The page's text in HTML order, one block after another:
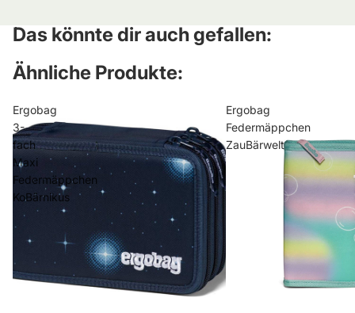
Das könnte dir auch gefallen:
Ähnliche Produkte:
Ergobag
3-
fach
Maxi
Federmäppchen
KoBärnikus
Ergobag
Federmäppchen
ZauBärwelt